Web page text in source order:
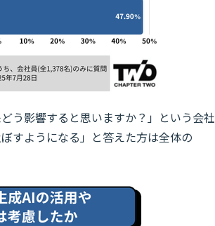
う影響すると思いますか？」という会社
すようになる」と答えた方は全体の